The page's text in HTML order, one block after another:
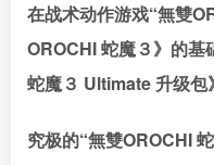
在战术动作游戏“無雙
OROCHI 蛇魔３》的基
蛇魔３ Ultimate 升级包
究极的“無雙OROCHI